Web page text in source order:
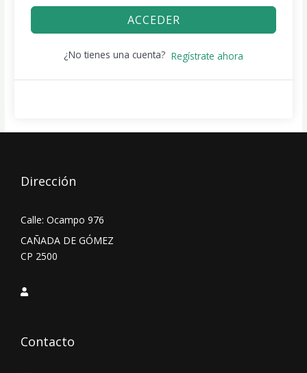
ACCEDER
¿No tienes una cuenta? Regístrate ahora
Dirección
Calle: Ocampo 976
CAÑADA DE GÓMEZ
CP 2500
Contacto